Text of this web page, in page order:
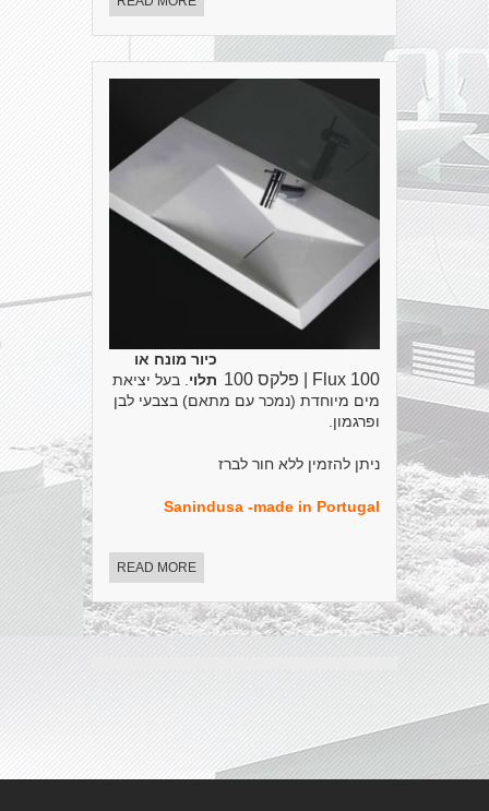
Flux 100 | פלקס 100
כיור מונח או
תלוי . בעל יציאת
מים מיוחדת (נמכר עם מתאם) בצבעי לבן
ופרגמון.
ניתן להזמין ללא חור לברז
Sanindusa -made in Portugal
READ MORE